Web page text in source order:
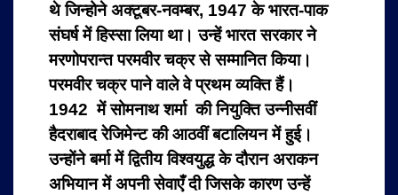
थे जिन्होने अक्टूबर-नवम्बर, 1947 के भारत-पाक
संघर्ष में हिस्सा लिया था। उन्हें भारत सरकार ने
मरणोपरान्त परमवीर चक्र से सम्मानित किया।
परमवीर चक्र पाने वाले वे प्रथम व्यक्ति हैं।
1942 में सोमनाथ शर्मा की नियुक्ति उन्नीसवीं
हैदराबाद रेजिमेन्ट की आठवीं बटालियन में हुई।
उन्होंने बर्मा में द्वितीय विश्वयुद्ध के दौरान अराकन
अभियान में अपनी सेवाएँ दी जिसके कारण उन्हें